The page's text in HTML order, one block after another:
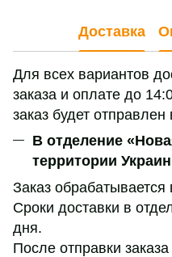
Доставка
Для всех вариантов
заказа и оплате до
заказ будет
В отделение
территории
Заказ
Сроки доставки в
дня.
После отправки